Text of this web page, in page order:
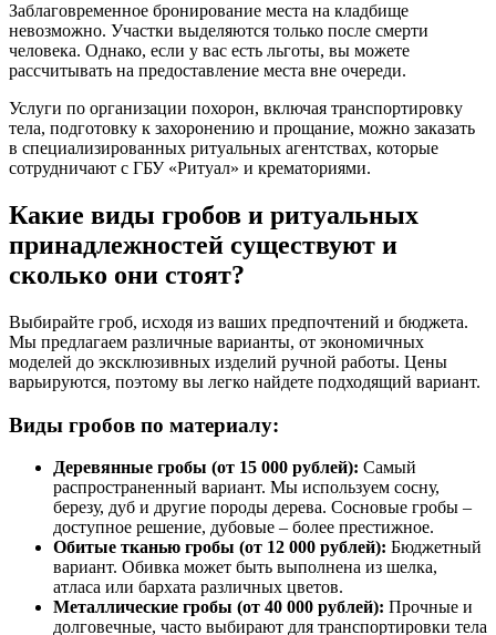
Заблаговременное бронирование места на кладбище
невозможно. Участки выделяются только после смерти
человека. Однако, если у вас есть льготы, вы можете
рассчитывать на предоставление места вне очереди.
Услуги по организации похорон, включая транспортировку
тела, подготовку к захоронению и прощание, можно заказать
в специализированных ритуальных агентствах, которые
сотрудничают с ГБУ «Ритуал» и крематориями.
Какие виды гробов и ритуальных
принадлежностей существуют и
сколько они стоят?
Выбирайте гроб, исходя из ваших предпочтений и бюджета.
Мы предлагаем различные варианты, от экономичных
моделей до эксклюзивных изделий ручной работы. Цены
варьируются, поэтому вы легко найдете подходящий вариант.
Виды гробов по материалу:
Деревянные гробы (от 15 000 рублей): Самый
распространенный вариант. Мы используем сосну,
березу, дуб и другие породы дерева. Сосновые гробы –
доступное решение, дубовые – более престижное.
Обитые тканью гробы (от 12 000 рублей): Бюджетный
вариант. Обивка может быть выполнена из шелка,
атласа или бархата различных цветов.
Металлические гробы (от 40 000 рублей): Прочные и
долговечные, часто выбирают для транспортировки тела